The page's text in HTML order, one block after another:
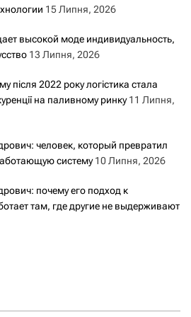
15 Липня, 2026
высокой моде индивидуальность,
13 Липня, 2026
після 2022 року логістика стала
на паливному ринку 11 Липня,
человек, который превратил
систему 10 Липня, 2026
почему его подход к
там, где другие не выдерживают